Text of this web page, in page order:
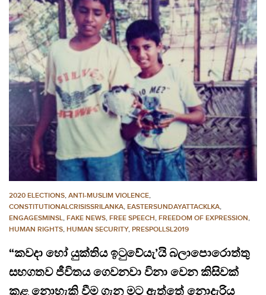
2020 ELECTIONS, ANTI-MUSLIM VIOLENCE,
CONSTITUTIONALCRISISSRILANKA, EASTERSUNDAYATTACKLKA,
ENGAGESMINSL, FAKE NEWS, FREE SPEECH, FREEDOM OF EXPRESSION,
HUMAN RIGHTS, HUMAN SECURITY, PRESPOLLSL2019
“කවදා හෝ යුක්තිය ඉටුවේයැ’යි බලාපොරොත්තු
සහගතව ජීවිතය ගෙවනවා විනා වෙන කිසිවක්
කළ නොහැකි වීම ගැන මට ඇත්තේ නොදැරිය